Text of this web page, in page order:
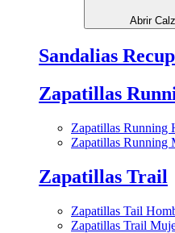
Abrir
Sandalias
Zapatillas
Zapatillas Running
Zapatillas Running
Zapatillas Trail
Zapatillas Tail
Zapatillas Trail